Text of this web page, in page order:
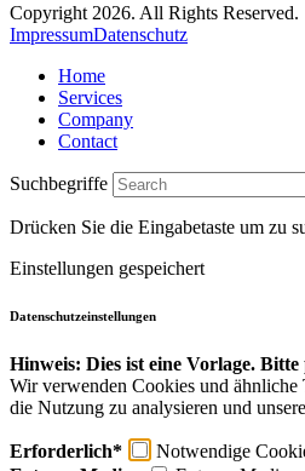
Copyright 2026. All Rights Reserved.
ImpressumDatenschutz
Home
Services
Company
Contact
Suchbegriffe
Drücken Sie die Eingabetaste um zu
Einstellungen gespeichert
Datenschutzeinstellungen
Hinweis: Dies ist eine Vorlage.
Wir verwenden Cookies und ähnliche
die Nutzung zu analysieren und
Erforderlich*
Notwendige